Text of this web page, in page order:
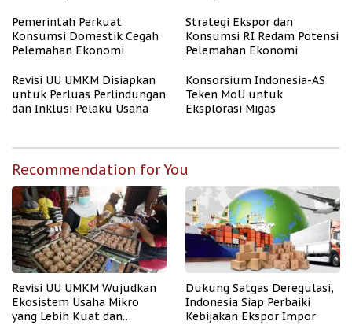
Pemerintah Perkuat
Konsumsi Domestik Cegah
Pelemahan Ekonomi
Strategi Ekspor dan
Konsumsi RI Redam Potensi
Pelemahan Ekonomi
Revisi UU UMKM Disiapkan
untuk Perluas Perlindungan
dan Inklusi Pelaku Usaha
Konsorsium Indonesia-AS
Teken MoU untuk
Eksplorasi Migas
Recommendation for You
Revisi UU UMKM Wujudkan
Ekosistem Usaha Mikro
yang Lebih Kuat dan
Dukung Satgas Deregulasi,
Indonesia Siap Perbaiki
Kebijakan Ekspor Impor